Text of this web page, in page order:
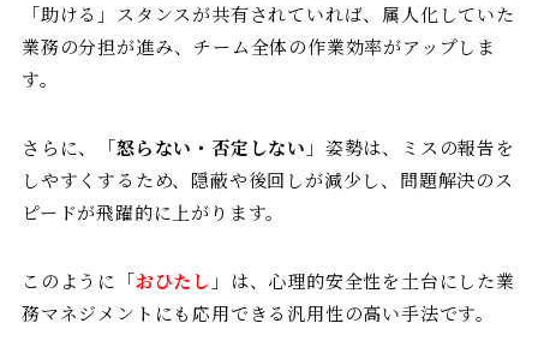
「助ける」スタンスが共有されていれば、属人化していた
業務の分担が進み、チーム全体の作業効率がアップしま
す。
さらに、「怒らない・否定しない 」姿勢は、ミスの報告を
しやすくするため、隠蔽や後回しが減少し、問題解決のス
ピードが飛躍的に上がります。
このように「おひたし 」は、心理的安全性を土台にした業
務マネジメントにも応用できる汎用性の高い手法です。